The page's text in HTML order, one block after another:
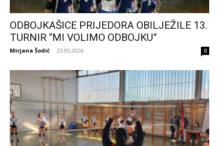
ODBOJKAŠICE PRIJEDORA OBILJEŽILE 13.
TURNIR “MI VOLIMO ODBOJKU”
Mirjana Šodić - 25.05.2026. 0